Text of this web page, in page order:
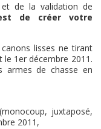
et de la validation de
de créer votre
lisses ne tirant
le 1er décembre 2011.
armes de chasse en
juxtaposé,
2011,